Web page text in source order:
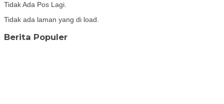
Tidak Ada Pos Lagi.
Tidak ada laman yang di load.
Berita Populer